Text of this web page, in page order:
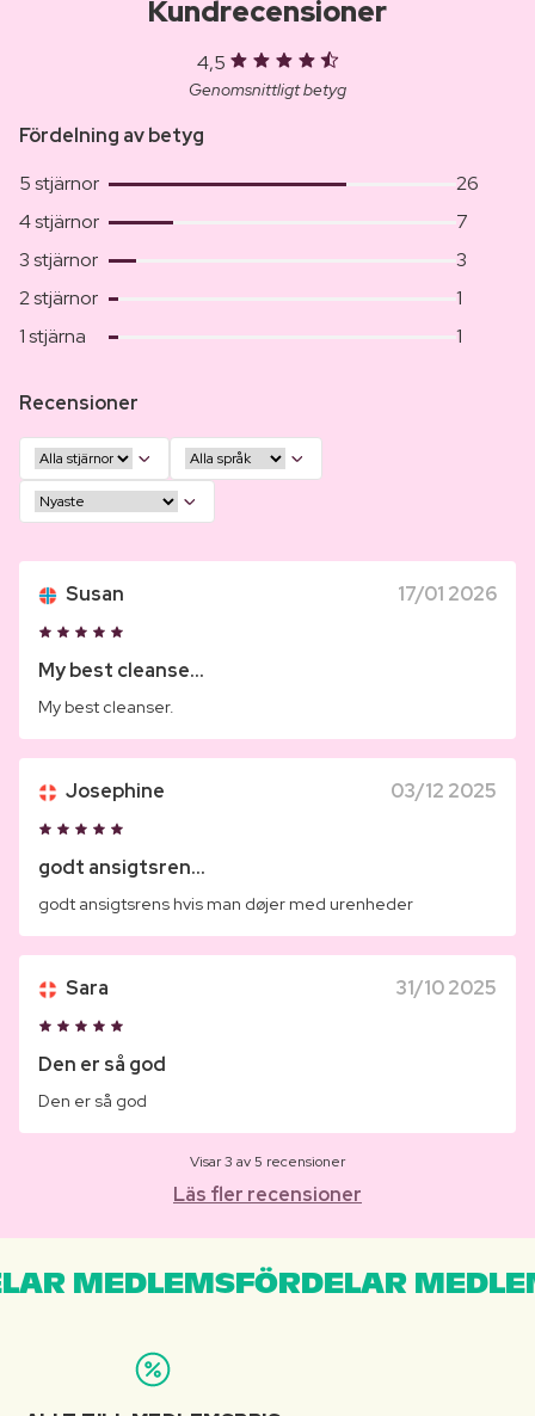
Kundrecensioner
4,5
Genomsnittligt betyg
Fördelning av betyg
5 stjärnor
26
4 stjärnor
7
3 stjärnor
3
2 stjärnor
1
1 stjärna
1
Recensioner
Susan 17/01 2026
My best cleanse...
My best cleanser.
Josephine 03/12 2025
godt ansigtsren...
godt ansigtsrens hvis man døjer med urenheder
Sara 31/10 2025
Den er så god
Den er så god
Visar 3 av 5 recensioner
Läs fler recensioner
MEDLEMSFÖRDELAR